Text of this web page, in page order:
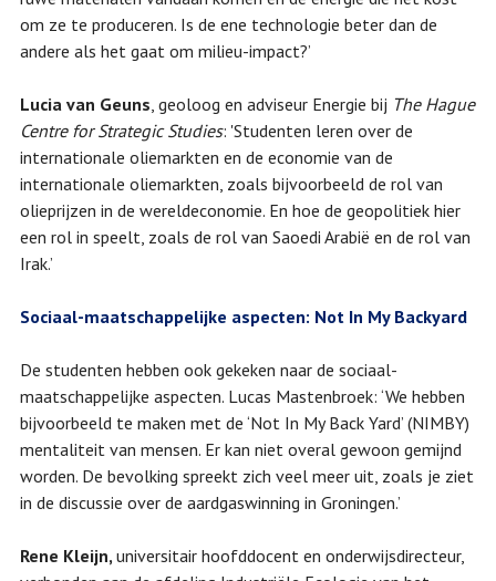
om ze te produceren. Is de ene technologie beter dan de
andere als het gaat om milieu-impact?’
Lucia van Geuns, geoloog en adviseur Energie bij The Hague
Centre for Strategic Studies: 'Studenten leren over de
internationale oliemarkten en de economie van de
internationale oliemarkten, zoals bijvoorbeeld de rol van
olieprijzen in de wereldeconomie. En hoe de geopolitiek hier
een rol in speelt, zoals de rol van Saoedi Arabië en de rol van
Irak.’
Sociaal-maatschappelijke aspecten: Not In My Backyard
De studenten hebben ook gekeken naar de sociaal-
maatschappelijke aspecten. Lucas Mastenbroek: ‘We hebben
bijvoorbeeld te maken met de ‘Not In My Back Yard’ (NIMBY)
mentaliteit van mensen. Er kan niet overal gewoon gemijnd
worden. De bevolking spreekt zich veel meer uit, zoals je ziet
in de discussie over de aardgaswinning in Groningen.’
Rene Kleijn, universitair hoofddocent en onderwijsdirecteur,